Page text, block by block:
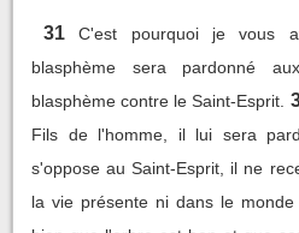
31
C'est pourquoi je vous
blasphème sera pardonné
blasphème contre le Saint-Esprit.
Fils de l'homme, il lui sera
s'oppose au Saint-Esprit, il ne
la vie présente ni dans le monde